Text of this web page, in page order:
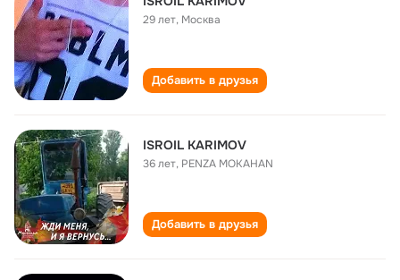
29 лет, Москва
Добавить в друзья
ISROIL KARIMOV
36 лет, PENZA MOKAHAN
Добавить в друзья